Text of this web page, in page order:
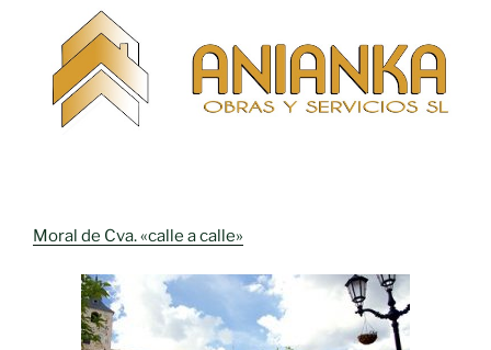
Moral de Cva. «calle a calle»